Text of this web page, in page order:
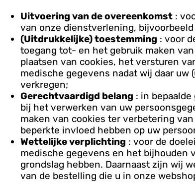
Uitvoering van de overeenkomst :
van onze dienstverlening,
(Uitdrukkelijke) toestemming : voor
toegang tot- en het gebruik maken
plaatsen van cookies, het versturen
medische gegevens nadat wij daar
verkregen;
Gerechtvaardigd belang : in
bij het verwerken van uw
maken van cookies ter verbetering
beperkte invloed hebben op uw
Wettelijke verplichting : voor de
medische gegevens en het bijhouden
grondslag hebben. Daarnaast zijn wij
van de bestelling die u in onze